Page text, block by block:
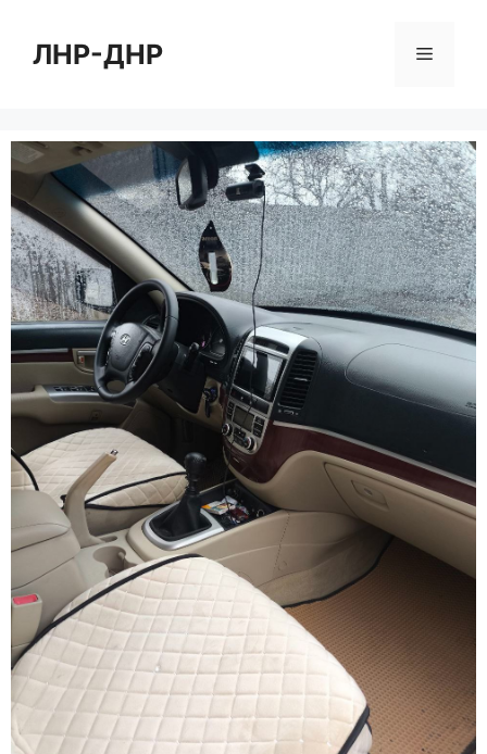
содержимому
ЛНР-ДНР Меню